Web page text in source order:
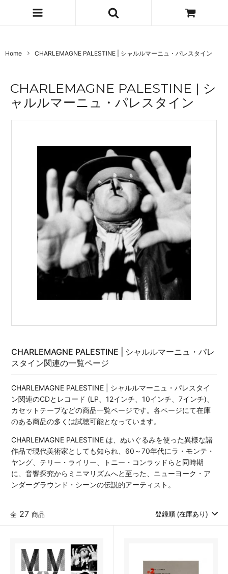
Home CHARLEMAGNE PALESTINE | シャルルマーニュ・パレスタイン
CHARLEMAGNE PALESTINE | シ
ャルルマーニュ・パレスタイン
CHARLEMAGNE PALESTINE | シャルルマーニュ・パレ
スタイン関連の一覧ページ
CHARLEMAGNE PALESTINE | シャルルマーニュ・パレスタイ
ン関連のCDとレコード (LP、12インチ、10インチ、7インチ)、
カセットテープなどの商品一覧ページです。各ページにて在庫
のある商品の多くは試聴可能となっています。
CHARLEMAGNE PALESTINE は、ぬいぐるみを使った異様な諸
作品で現代美術家としても知られ、60～70年代にラ・モンテ・
ヤング、テリー・ライリー、トニー・コンラッドらと同時期
に、音響探究からミニマリズムへと至った、ニューヨーク・ア
ンダーグラウンド・シーンの伝説的アーティスト。
全 27 商品